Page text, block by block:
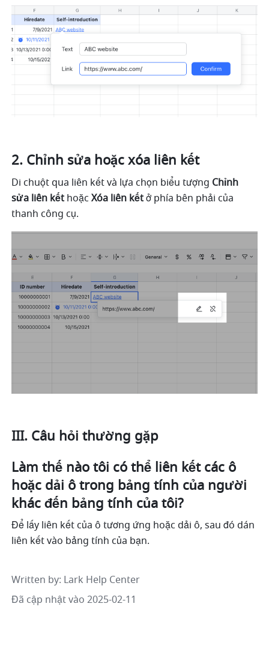
Chỉnh sửa hoặc xóa liên kết
Di chuột qua liên kết và lựa chọn biểu tượng Chỉnh
sửa liên kết hoặc Xóa liên kết ở phía bên phải của
thanh công cụ.
III. Câu hỏi thường gặp
Làm thế nào tôi có thể liên kết các ô
hoặc dải ô trong bảng tính của người
khác đến bảng tính của tôi?
Để lấy liên kết của ô tương ứng hoặc dải ô, sau đó dán
liên kết vào bảng tính của bạn.
Written by: Lark Help Center
Đã cập nhật vào 2025-02-11